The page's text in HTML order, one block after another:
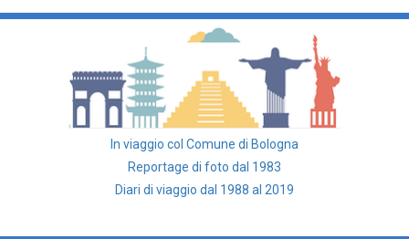
In viaggio col Comune di Bologna
Reportage di foto dal 1983
Diari di viaggio dal 1988 al 2019